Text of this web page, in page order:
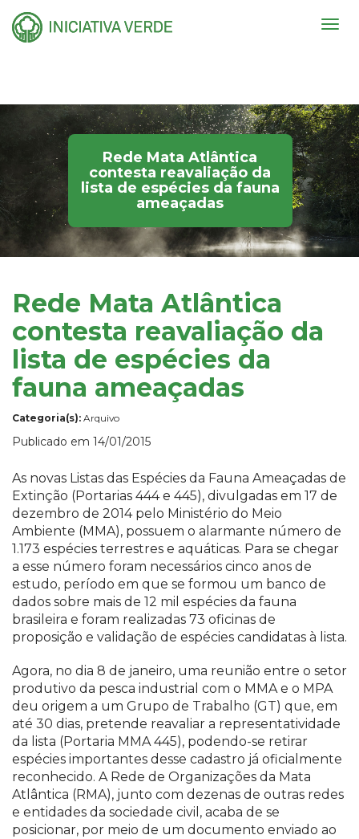
Rede Mata Atlântica
contesta reavaliação da
lista de espécies da fauna
ameaçadas
Rede Mata Atlântica
contesta reavaliação da
lista de espécies da
fauna ameaçadas
Categoria(s): Arquivo
Publicado em 14/01/2015
As novas Listas das Espécies da Fauna Ameaçadas de
Extinção (Portarias 444 e 445), divulgadas em 17 de
dezembro de 2014 pelo Ministério do Meio
Ambiente (MMA), possuem o alarmante número de
1.173 espécies terrestres e aquáticas. Para se chegar
a esse número foram necessários cinco anos de
estudo, período em que se formou um banco de
dados sobre mais de 12 mil espécies da fauna
brasileira e foram realizadas 73 oficinas de
proposição e validação de espécies candidatas à lista.
Agora, no dia 8 de janeiro, uma reunião entre o setor
produtivo da pesca industrial com o MMA e o MPA
deu origem a um Grupo de Trabalho (GT) que, em
até 30 dias, pretende reavaliar a representatividade
da lista (Portaria MMA 445), podendo-se retirar
espécies importantes desse cadastro já oficialmente
reconhecido. A Rede de Organizações da Mata
Atlântica (RMA), junto com dezenas de outras redes
e entidades da sociedade civil, acaba de se
posicionar, por meio de um documento enviado ao